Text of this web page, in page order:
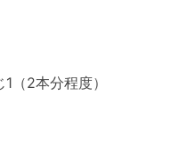
（2本分程度）